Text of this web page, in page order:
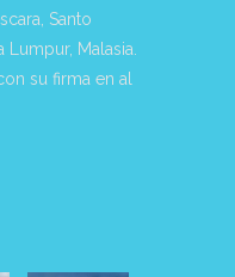
Santo
Malasia.
su firma en al